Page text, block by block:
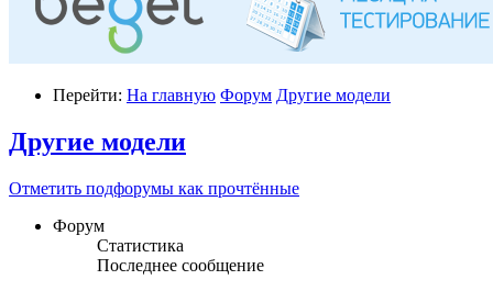
Перейти: На главную Форум Другие модели
Другие модели
Отметить подфорумы как прочтённые
Форум
Статистика
Последнее сообщение